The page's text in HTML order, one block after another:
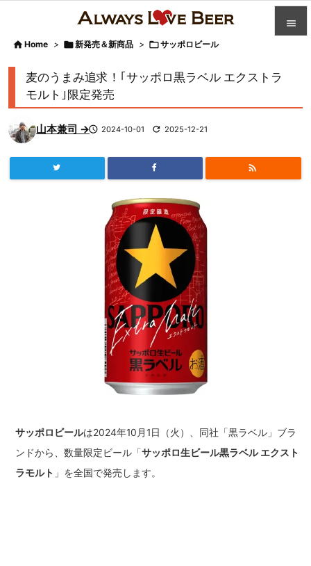


 Home > 新発売＆新商品 > サッポロビール
麦のうまみ追求！｢サッポロ黒ラベル エクストラ
モルト｣限定発売
山本兼司 → 2024-10-01  2025-12-21

サッポロビールは2024年10月1日（火）、同社「黒ラベル」ブラ
ンドから、数量限定ビール「サッポロ生ビール黒ラベル エクスト
ラモルト 」を全国で発売します。